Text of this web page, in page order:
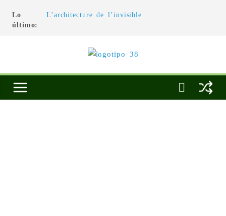
Lo
último:
L’architecture de l’invisible
Utopías de un viajero
conciencia